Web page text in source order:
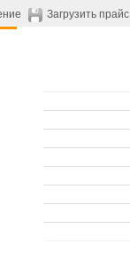
Загрузить прайс